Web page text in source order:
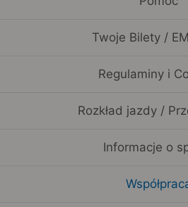
Twoje Bilety /
Regulaminy i
Rozkład jazdy /
Informacje o